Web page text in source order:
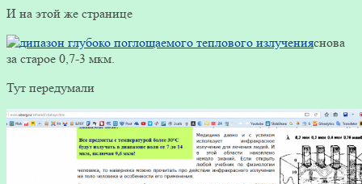
И на этой же странице
снова
за старое 0,7-3 мкм.
Тут передумали